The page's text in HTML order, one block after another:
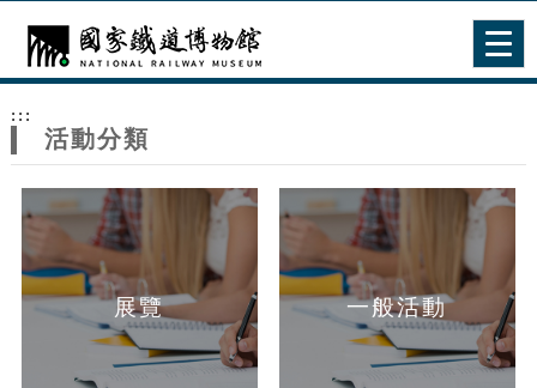
網
站
主
題
:::
活動分類
展覽 一般活動